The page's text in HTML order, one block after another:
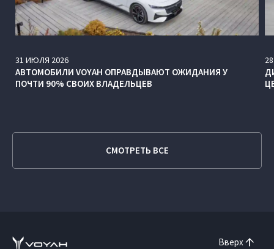
31 ИЮЛЯ 2026
АВТОМОБИЛИ VOYAH ОПРАВДЫВАЮТ ОЖИДАНИЯ У
ПОЧТИ 90% СВОИХ ВЛАДЕЛЬЦЕВ
28
СМОТРЕТЬ ВСЕ
Вверх